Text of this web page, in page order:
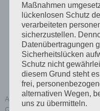
das Präsidium der VZE
die Vorsitzenden der
die Leitungen der
die Vereinsvorstände
Alfred-Fichtner-Medaille
Aus besonderem Anlass, in
Maßnahmen
lückenlosen Schutz
verarbeiteten
sicherzustellen.
Datenübertragungen
Sicherheitslücken
Schutz nicht
diesem Grund steht
frei,
alternativen Wegen,
uns zu übermitteln.